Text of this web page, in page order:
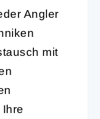
Angler
mit